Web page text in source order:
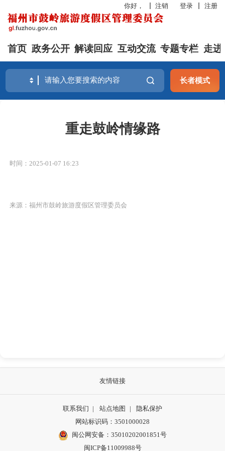
你好， 注销 登录 注册
首页 政务公开 解读回应 互动交流 专题专栏 走进
长者模式
重走鼓岭情缘路
时间：2025-01-07 16:23
来源：福州市鼓岭旅游度假区管理委员会
友情链接
联系我们 | 站点地图 |
隐私保护
网站标识码：3501000028
闽公网安备：35010202001851号
闽ICP备11009988号